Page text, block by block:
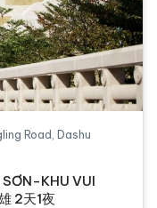
Road, Dashu
KHU VUI
2天1夜